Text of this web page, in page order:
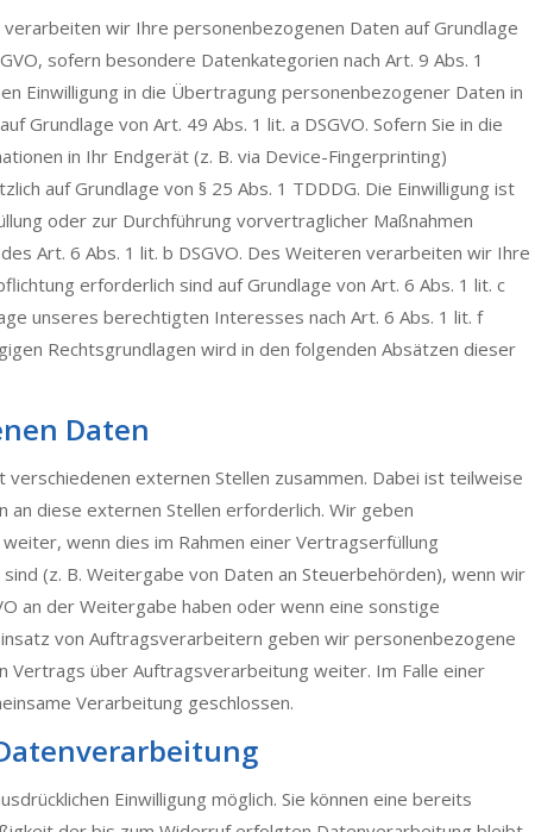
wir Ihre personenbezogenen Daten auf Grundlage
sofern besondere Datenkategorien nach Art. 9 Abs. 1
Einwilligung in die Übertragung personenbezogener Daten in
von Art. 49 Abs. 1 lit. a DSGVO. Sofern Sie in die
in Ihr Endgerät (z. B. via Device-Fingerprinting)
auf Grundlage von § 25 Abs. 1 TDDDG. Die Einwilligung ist
oder zur Durchführung vorvertraglicher Maßnahmen
Art. 6 Abs. 1 lit. b DSGVO. Des Weiteren verarbeiten wir Ihre
erforderlich sind auf Grundlage von Art. 6 Abs. 1 lit. c
unseres berechtigten Interesses nach Art. 6 Abs. 1 lit. f
Rechtsgrundlagen wird in den folgenden Absätzen dieser
Daten
externen Stellen zusammen. Dabei ist teilweise
diese externen Stellen erforderlich. Wir geben
wenn dies im Rahmen einer Vertragserfüllung
(z. B. Weitergabe von Daten an Steuerbehörden), wenn wir
an der Weitergabe haben oder wenn eine sonstige
von Auftragsverarbeitern geben wir personenbezogene
Vertrags über Auftragsverarbeitung weiter. Im Falle einer
Verarbeitung geschlossen.
Einwilligung möglich. Sie können eine bereits